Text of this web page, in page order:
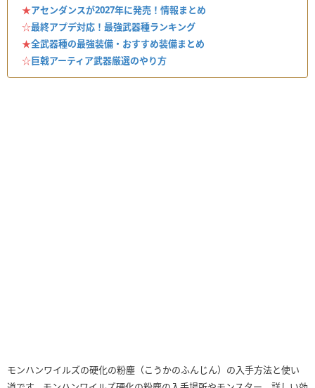
★アセンダンスが2027年に発売！情報まとめ
☆最終アプデ対応！最強武器種ランキング
★全武器種の最強装備・おすすめ装備まとめ
☆巨戟アーティア武器厳選のやり方
モンハンワイルズの硬化の粉塵（こうかのふんじん）の入手方法と使い